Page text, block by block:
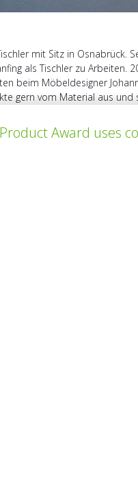
mit Sitz in Osnabrück.
als Tischler zu Arbeiten.
beim Möbeldesigner
gern vom Material aus
Award uses